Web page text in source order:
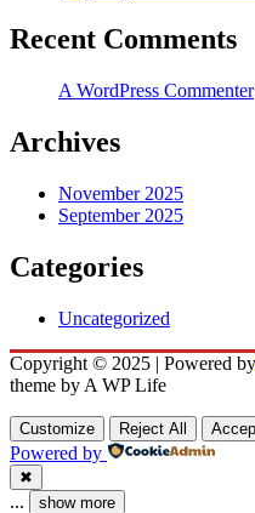
Recent Comments
A WordPress Commenter
Archives
November 2025
September 2025
Categories
Uncategorized
Copyright © 2025 | Powered by
theme by A WP Life
Customize Reject All
Powered by
✖
... show more